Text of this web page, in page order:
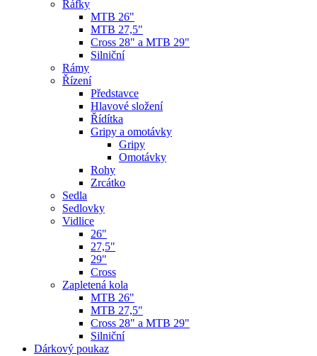
Ráfky
MTB 26"
MTB 27,5"
Cross 28" a MTB 29"
Silniční
Rámy
Řízení
Představce
Hlavové složení
Řídítka
Gripy a omotávky
Gripy
Omotávky
Rohy
Zrcátko
Sedla
Sedlovky
Vidlice
26"
27,5"
29"
Cross
Zapletená kola
MTB 26"
MTB 27,5"
Cross 28" a MTB 29"
Silniční
Dárkový poukaz